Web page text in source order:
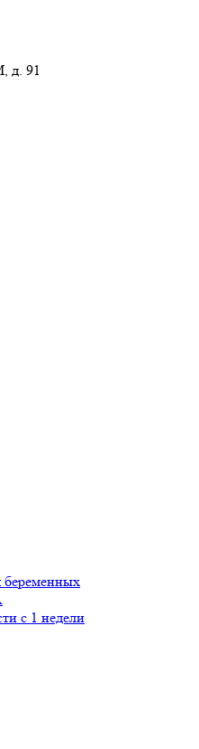
д. 91
беременных
с 1 недели